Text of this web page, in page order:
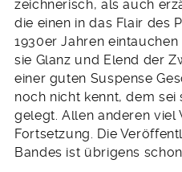
zeichnerisch, als auch
die einen in das Flair des
1930er Jahren
sie Glanz und Elend der
einer guten Suspense
noch nicht kennt, dem sei
gelegt. Allen anderen viel
Fortsetzung. Die
Bandes ist übrigens